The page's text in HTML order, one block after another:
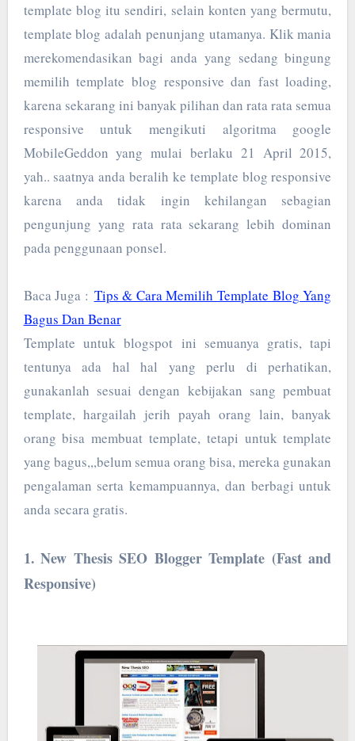
template blog itu sendiri, selain konten yang bermutu,
template blog adalah penunjang utamanya. Klik mania
merekomendasikan bagi anda yang sedang bingung
memilih template blog responsive dan fast loading,
karena sekarang ini banyak pilihan dan rata rata semua
responsive untuk mengikuti algoritma google
MobileGeddon yang mulai berlaku 21 April 2015,
yah.. saatnya anda beralih ke template blog responsive
karena anda tidak ingin kehilangan sebagian
pengunjung yang rata rata sekarang lebih dominan
pada penggunaan ponsel.
Baca Juga : Tips & Cara Memilih Template Blog Yang
Bagus Dan Benar
Template untuk blogspot ini semuanya gratis, tapi
tentunya ada hal hal yang perlu di perhatikan,
gunakanlah sesuai dengan kebijakan sang pembuat
template, hargailah jerih payah orang lain, banyak
orang bisa membuat template, tetapi untuk template
yang bagus,,,belum semua orang bisa, mereka gunakan
pengalaman serta kemampuannya, dan berbagi untuk
anda secara gratis.
1. New Thesis SEO Blogger Template (Fast and
Responsive)